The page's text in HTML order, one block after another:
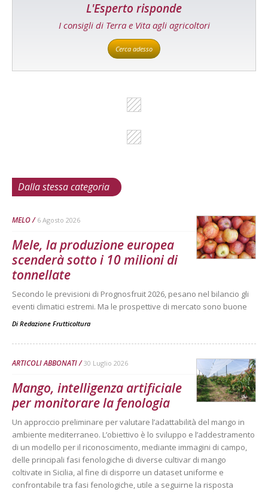
L'Esperto risponde
I consigli di Terra e Vita agli agricoltori
Cerca adesso
Dalla stessa categoria
MELO 6 Agosto 2026
Mele, la produzione europea
scenderà sotto i 10 milioni di
tonnellate
Secondo le previsioni di Prognosfruit 2026, pesano nel bilancio gli
eventi climatici estremi. Ma le prospettive di mercato sono buone
Di Redazione Frutticoltura
ARTICOLI ABBONATI 30 Luglio 2026
Mango, intelligenza artificiale
per monitorare la fenologia
Un approccio preliminare per valutare l’adattabilità del mango in
ambiente mediterraneo. L’obiettivo è lo sviluppo e l’addestramento
di un modello per il riconoscimento, mediante immagini di campo,
delle principali fasi fenologiche di diverse cultivar di mango
coltivate in Sicilia, al fine di disporre un dataset uniforme e
confrontabile tra fasi fenologiche, utile a seguirne la risposta